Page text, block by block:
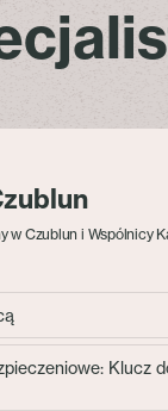
w Czublun i Wspólnicy
Klucz